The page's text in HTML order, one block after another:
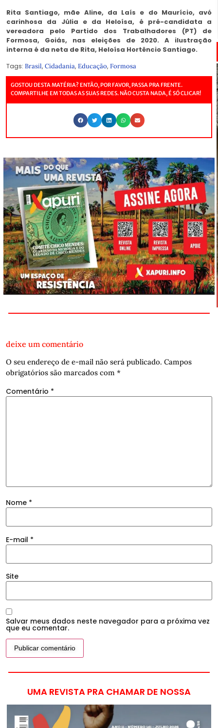
Rita Santiago, mãe Aline, da Laís e do Maurício, avó
carinhosa da Júlia e da Heloísa, é pré-candidata a
vereadora pelo Partido dos Trabalhadores (PT) de
Formosa, Goiás, nas eleições de 2020. A ilustração
interna é da neta de Rita, Heloísa Hortêncio Santiago.
Tags: Brasil, Cidadania, Educação, Formosa
GOSTOU DESTA MATÉRIA? ENTÃO, POR FAVOR, PASSA PRA FRENTE.
COMPARTILHE EM TODAS AS SUAS REDES. NÃO CUSTA NADA, É SÓ CLICAR!
deixe um comentário
O seu endereço de e-mail não será publicado. Campos
obrigatórios são marcados com *
Comentário *
Nome *
E-mail *
Site
Salvar meus dados neste navegador para a próxima vez
que eu comentar.
UMA REVISTA PRA CHAMAR DE NOSSA